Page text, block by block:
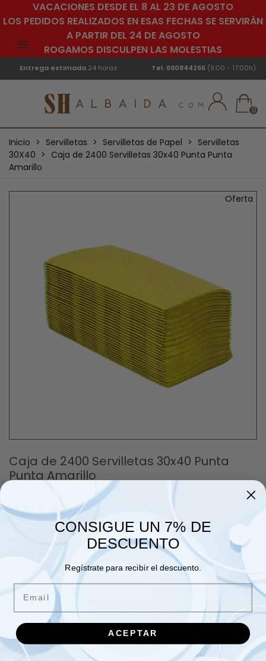
VACACIONES DESDE EL 8 AL 23 DE AGOSTO
LOS PEDIDOS REALIZADOS EN ESAS FECHAS SE SERVIRÁN
A PARTIR DEL 24 DE AGOSTO
ROGAMOS DISCULPEN LAS MOLESTIAS
Entrega estimada 24 horas Tel. 690844266 (9:00 - 17:00h)
0
Inicio > Servilletas > Servilletas de Papel > Servilletas
30X40 > Caja de 2400 Servilletas 30x40 Punta Punta
Amarillo
Oferta
Caja de 2400 Servilletas 30x40 Punta
Punta Amarillo
113,84 €
impuestos inc.
(0,05 € /servilleta)
- +
Añadir al carrito
Servilletas de colores.
CONSIGUE UN 7% DE
DESCUENTO
Regístrate para recibir el descuento.
ACEPTAR